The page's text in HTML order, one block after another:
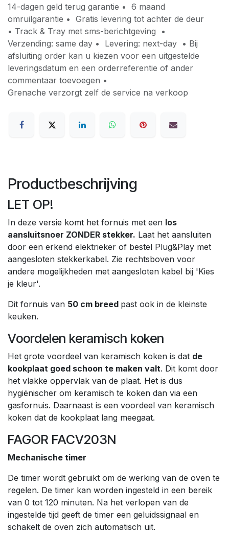
14-dagen geld terug garantie • 6 maand
omruilgarantie • Gratis levering tot achter de deur
• Track & Tray met sms-berichtgeving •
Verzending: same day • Levering: next-day • Bij
afsluiting order kan u kiezen voor een uitgestelde
leveringsdatum en een orderreferentie of ander
commentaar toevoegen •
Grenache verzorgt zelf de service na verkoop
Productbeschrijving
LET OP!
In deze versie komt het fornuis met een los
aansluitsnoer ZONDER stekker. Laat het aansluiten
door een erkend elektrieker of bestel Plug&Play met
aangesloten stekkerkabel. Zie rechtsboven voor
andere mogelijkheden met aangesloten kabel bij 'Kies
je kleur'.
Dit fornuis van 50 cm breed past ook in de kleinste
keuken.
Voordelen keramisch koken
Het grote voordeel van keramisch koken is dat de
kookplaat goed schoon te maken valt. Dit komt door
het vlakke oppervlak van de plaat. Het is dus
hygiënischer om keramisch te koken dan via een
gasfornuis. Daarnaast is een voordeel van keramisch
koken dat de kookplaat lang meegaat.
FAGOR FACV203N
Mechanische timer
De timer wordt gebruikt om de werking van de oven te
regelen. De timer kan worden ingesteld in een bereik
van 0 tot 120 minuten. Na het verlopen van de
ingestelde tijd geeft de timer een geluidssignaal en
schakelt de oven zich automatisch uit.